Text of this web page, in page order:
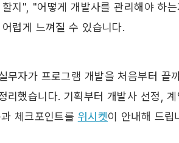
지", "어떻게 개발사를 관리해야 하
렵게 느껴질 수 있습니다.
무자가 프로그램 개발을 처음부터 끝
리했습니다. 기획부터 개발사 선정,
체크포인트를 위시켓이 안내해 드립